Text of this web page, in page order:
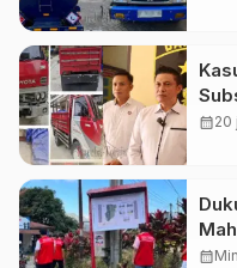
calendar_month20
calendar_month